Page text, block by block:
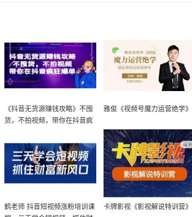
《抖音无货源赚钱攻略》不囤
货，不拍视频，带你在抖音疯
雅俊《视频号魔力运营绝学》
鹤老师 抖音短视频涨粉培训课
卡牌影视《影视解说特训营》